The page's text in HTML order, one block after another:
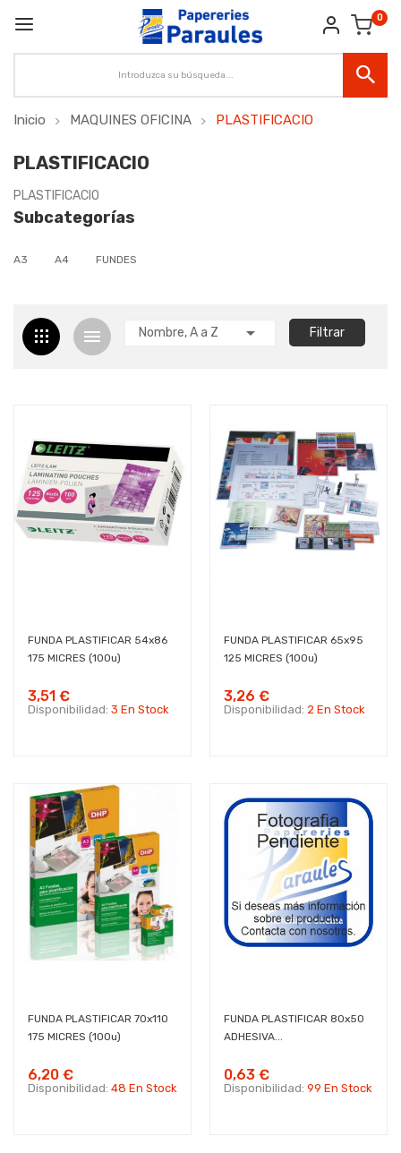
0
Inicio MAQUINES OFICINA PLASTIFICACIO
PLASTIFICACIO
PLASTIFICACIO
Subcategorías
A3 A4 FUNDES
Nombre, A a Z  Filtrar
FUNDA PLASTIFICAR 54x86
175 MICRES (100u)
3,51 €
Disponibilidad: 3 En Stock
FUNDA PLASTIFICAR 65x95
125 MICRES (100u)
3,26 €
Disponibilidad: 2 En Stock
FUNDA PLASTIFICAR 70x110
175 MICRES (100u)
6,20 €
Disponibilidad: 48 En Stock
FUNDA PLASTIFICAR 80x50
ADHESIVA...
0,63 €
Disponibilidad: 99 En Stock